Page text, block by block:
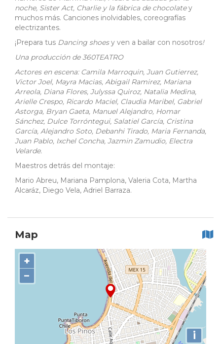
noche, Sister Act, Charlie y la fábrica de chocolatey
muchos más. Canciones inolvidables, coreografías
electrizantes.
¡Prepara tus Dancing shoesy ven a bailar con nosotros!
Una producción de 360TEATRO
Actores en escena: Camila Marroquin, Juan Gutierrez,
Victor Joel, Mayra Macias, Abigail Ramirez, Mariana
Arreola, Diana Flores, Julyssa Quiroz, Natalia Medina,
Arielle Crespo, Ricardo Maciel, Claudia Maribel, Gabriel
Astorga, Bryan Gaeta, Manuel Alejandro, Homar
Sánchez, Dulce Torróntegui, Salatiel García, Cristina
García, Alejandro Soto, Debanhi Tirado, Maria Fernanda,
Juan Pablo, Ixchel Concha, Jazmin Zamudio, Electra
Velarde.
Maestros detrás del montaje:
Mario Abreu, Mariana Pamplona, Valeria Cota, Martha
Alcaráz, Diego Vela, Adriel Barraza.
Map
+
−
i